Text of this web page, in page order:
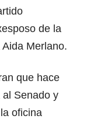
de la
Merlano.
que hace
Senado y
oficina